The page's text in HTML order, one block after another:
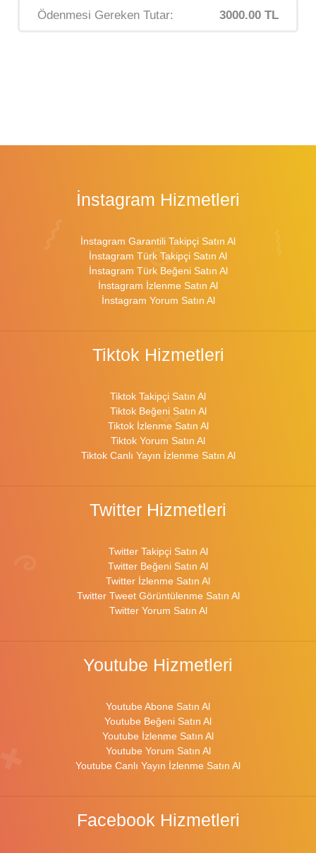
Ödenmesi Gereken Tutar: 3000.00 TL
İnstagram Hizmetleri
İnstagram Garantili Takipçi Satın Al
İnstagram Türk Takipçi Satın Al
İnstagram Türk Beğeni Satın Al
İnstagram İzlenme Satın Al
İnstagram Yorum Satın Al
Tiktok Hizmetleri
Tiktok Takipçi Satın Al
Tiktok Beğeni Satın Al
Tiktok İzlenme Satın Al
Tiktok Yorum Satın Al
Tiktok Canlı Yayın İzlenme Satın Al
Twitter Hizmetleri
Twitter Takipçi Satın Al
Twitter Beğeni Satın Al
Twitter İzlenme Satın Al
Twitter Tweet Görüntülenme Satın Al
Twitter Yorum Satın Al
Youtube Hizmetleri
Youtube Abone Satın Al
Youtube Beğeni Satın Al
Youtube İzlenme Satın Al
Youtube Yorum Satın Al
Youtube Canlı Yayın İzlenme Satın Al
Facebook Hizmetleri